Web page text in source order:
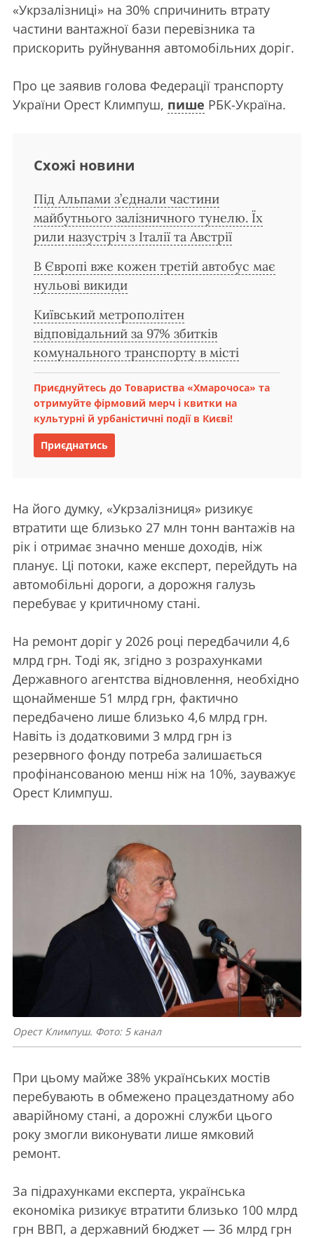
«Укрзалізниці» на 30% спричинить втрату
частини вантажної бази перевізника та
прискорить руйнування автомобільних доріг.
Про це заявив голова Федерації транспорту
України Орест Климпуш, пише РБК-Україна.
Схожі новини
Під Альпами з’єднали частини
майбутнього залізничного тунелю. Їх
рили назустріч з Італії та Австрії
В Європі вже кожен третій автобус має
нульові викиди
Київський метрополітен
відповідальний за 97% збитків
комунального транспорту в місті
Приєднуйтесь до Товариства «Хмарочоса» та
отримуйте фірмовий мерч і квитки на
культурні й урбаністичні події в Києві!
Приєднатись
На його думку, «Укрзалізниця» ризикує
втратити ще близько 27 млн тонн вантажів на
рік і отримає значно менше доходів, ніж
планує. Ці потоки, каже експерт, перейдуть на
автомобільні дороги, а дорожня галузь
перебуває у критичному стані.
На ремонт доріг у 2026 році передбачили 4,6
млрд грн. Тоді як, згідно з розрахунками
Державного агентства відновлення, необхідно
щонайменше 51 млрд грн, фактично
передбачено лише близько 4,6 млрд грн.
Навіть із додатковими 3 млрд грн із
резервного фонду потреба залишається
профінансованою менш ніж на 10%, зауважує
Орест Климпуш.
Орест Климпуш. Фото: 5 канал
При цьому майже 38% українських мостів
перебувають в обмежено працездатному або
аварійному стані, а дорожні служби цього
року змогли виконувати лише ямковий
ремонт.
За підрахунками експерта, українська
економіка ризикує втратити близько 100 млрд
грн ВВП, а державний бюджет — 36 млрд грн